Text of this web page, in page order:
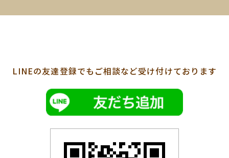
LINEの友達登録でも ご相談など受け付けております